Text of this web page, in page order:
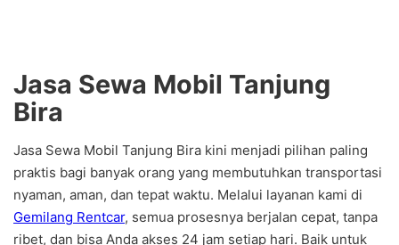
Jasa Sewa Mobil Tanjung
Bira
Jasa Sewa Mobil Tanjung Bira kini menjadi pilihan paling
praktis bagi banyak orang yang membutuhkan transportasi
nyaman, aman, dan tepat waktu. Melalui layanan kami di
Gemilang Rentcar, semua prosesnya berjalan cepat, tanpa
ribet, dan bisa Anda akses 24 jam setiap hari. Baik untuk